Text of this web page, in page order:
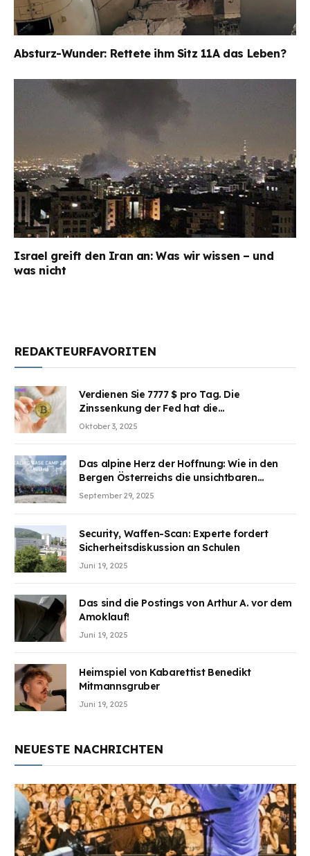
Absturz-Wunder: Rettete ihm Sitz 11A das Leben?
Israel greift den Iran an: Was wir wissen – und
was nicht
REDAKTEURFAVORITEN
Verdienen Sie 7777 $ pro Tag. Die
Zinssenkung der Fed hat die
Aufmerksamkeit des Marktes erregt.
Oktober 3, 2025
Das alpine Herz der Hoffnung: Wie in den
Bergen Österreichs die unsichtbaren
Wunden des Kriegesheilen
September 29, 2025
Security, Waffen-Scan: Experte fordert
Sicherheitsdiskussion an Schulen
Juni 19, 2025
Das sind die Postings von Arthur A. vor dem
Amoklauf!
Juni 19, 2025
Heimspiel von Kabarettist Benedikt
Mitmannsgruber
Juni 19, 2025
NEUESTE NACHRICHTEN